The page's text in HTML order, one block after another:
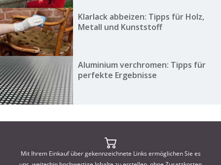
Klarlack abbeizen: Tipps für Holz,
Metall und Kunststoff
Aluminium verchromen: Tipps für
perfekte Ergebnisse
Mit Ihrem Einkauf über gekennzeichnete Links ermöglichen Sie es